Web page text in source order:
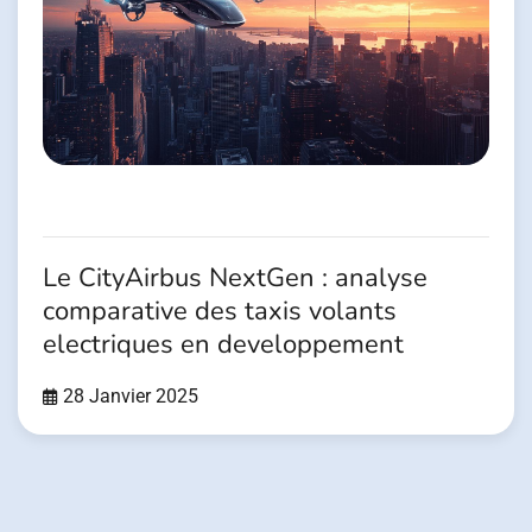
Le CityAirbus NextGen : analyse
comparative des taxis volants
electriques en developpement
28 Janvier 2025